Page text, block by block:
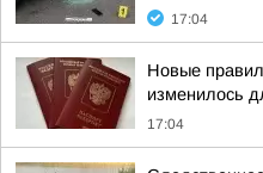
17:04
Новые
изменилось
17:04